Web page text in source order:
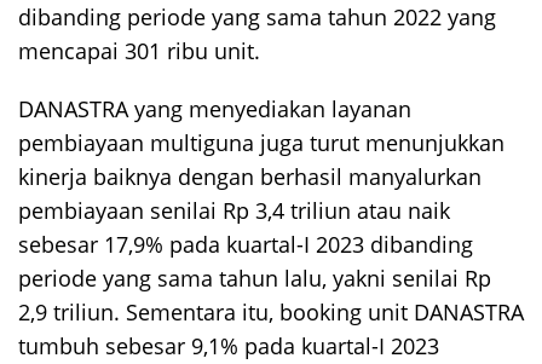
dibanding periode yang sama tahun 2022 yang
mencapai 301 ribu unit.
DANASTRA yang menyediakan layanan
pembiayaan multiguna juga turut menunjukkan
kinerja baiknya dengan berhasil manyalurkan
pembiayaan senilai Rp 3,4 triliun atau naik
sebesar 17,9% pada kuartal-I 2023 dibanding
periode yang sama tahun lalu, yakni senilai Rp
2,9 triliun. Sementara itu, booking unit DANASTRA
tumbuh sebesar 9,1% pada kuartal-I 2023